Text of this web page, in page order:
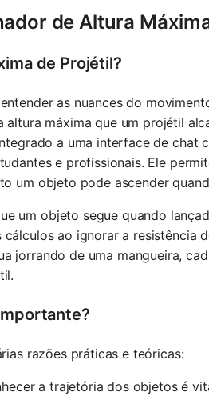
de Altura
de Projétil?
as nuances do
máxima que um projétil
a uma interface de chat
e profissionais. Ele
um objeto pode ascender
um objeto segue quando
ao ignorar a resistência
jorrando de uma mangueira,
razões práticas e teóricas:
a trajetória dos objetos é